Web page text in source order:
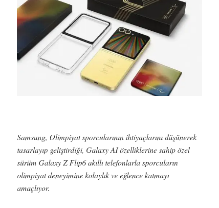
Samsung, Olimpiyat sporcularının ihtiyaçlarını düşünerek
tasarlayıp geliştirdiği, Galaxy AI özelliklerine sahip özel
sürüm Galaxy Z Flip6 akıllı telefonlarla sporcuların
olimpiyat deneyimine kolaylık ve eğlence katmayı
amaçlıyor.